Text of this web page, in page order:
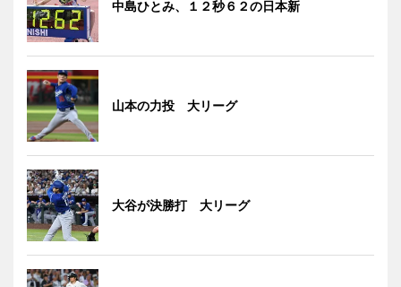
中島ひとみ、１２秒６２の日本新
山本の力投 大リーグ
大谷が決勝打 大リーグ